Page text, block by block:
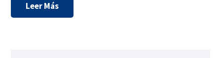
Leer Más